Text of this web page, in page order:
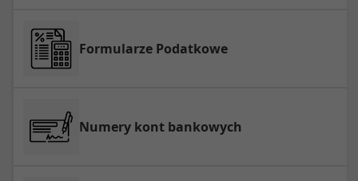
Formularze Podatkowe
Numery kont bankowych